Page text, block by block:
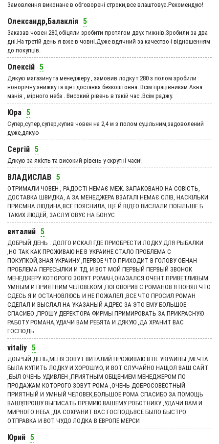
Замовлення виконане в обговорені строки,все влаштовує.Рекомендую!
Олександр,Балаклія 5
Заказав човен 280,обіцяли зробити протягом двух тижнів.Зробили за два
дні.На третій день я вже в човні.Дуже вдячний за качество і відношенням
до покупців.
Олексій 5
Дякую магазину та менеджеру , замовив лодку т 280 з полом зробили
новорічну знижку та ще і доставка безкоштовна. Всім працівникам Аква
манія , мірного неба . Високий рівень в такій час .Всім раджу.
Юра 5
Супер,супер,супер,купив човен на 2,4 м з полом суцільним,задоволений
дуже,дякую
Сергій 5
Дякую за якість та високий рівень у скрутні часи!
ВЛАДИСЛАВ 5
ОТРИМАЛИ ЧОВЕН , РАДОСТІ НЕМАЄ МЕЖ. ЗАПАКОВАНО НА СОВІСТЬ,
ДОСТАВКА ШВИДКА, А ЗА МЕНЕДЖЕРА ВЗАГАЛІ НЕМАЄ СЛІВ, НАСКІЛЬКИ
ПРИЄМНА ЛЮДИНА,ВСЕ ПОЯСНИЛА, ЩЕ Й ВІДЕО ВИСЛАЛИ.ПОБІЛЬШЕ Б
ТАКИХ ЛЮДЕЙ, ЗАСЛУГОВУЄ НА БОНУС
виталий 5
ДОБРЫЙ ДЕНЬ . ДОЛГО ИСКАЛ ГДЕ ПРИОБРЕСТИ ЛОДКУ ДЛЯ РЫБАЛКИ
,НО ТАК КАК ПРОЖИВАЮ НЕ В УКРАИНЕ СТАЛО ПРОБЛЕМА С
ПОКУПКОЙ,ЗНАЯ УКРАИНУ ,ПЕРВОЕ ЧТО ПРИХОДИТ В ГОЛОВУ ОБНАН
ПРОБЛЕМА ПЕРЕСЫЛКИ И ТД, И ВОТ МОЙ ПЕРВЫЙ ПЕРВЫЙ ЗВОНОК
МЕНЕДЖЕРУ КОТОРОГО ЗОВУТ РОМАН,ОКАЗАЛСЯ ОЧЕНТ ПРИВЕТЛИВЫМ
УМНЫМ И ПРИЯТНИМ ЧЕЛОВЕКОМ ,ПОГОВОРИВ С РОМАНОВ Я ПОНЯЛ ЧТО
СДЕСЬ Я И ОСТАНОВЛЮСЬ И НЕ ПОЖАЛЕЛ ,ВСЕ ЧТО ПРОСИЛ РОМАН
СДЕЛАЛ И ВЫСЛАЛ НА УКАЗАНЫЙ АДРЕС ЗА ЭТО ЕМУ БОЛЬШОЕ
СПАСИБО ,ПРОШУ ДЕРЕКТОРА ФИРМЫ ПРИМИРОВАТЬ ЗА ПРИКРАСНУЮ
РАБОТУ РОМАНА,УДАЧИ ВАМ РЕБЯТА И ДЯКУЮ ,ДА ХРАНИТ ВАС
ГОСПОДЬ
vitaliy 5
ДОБРЫЙ ДЕНЬ,МЕНЯ ЗОВУТ ВИТАЛИЙ ПРОЖИВАЮ В НЕ УКРАИНЫ ,МЕЧТА
БЫЛА КУПИТЬ ЛОДКУ И ХОРОШУЮ, И ВОТ СЛУЧАЙНО НАЩОЛ ВАШ САЙТ
,БЫЛ ОЧЕНЬ УДИВЛЕН ,ПРИЯТНЫМ ОБЩЕНИЕМ МЕНЕДЖЕРОМ ПО
ПРОДАЖАМ КОТОРОГО ЗОВУТ РОМА ,ОЧЕНЬ ДОБРОСОВЕСТНЫЙ
ПРИЯТНЫЙ И УМНЫЙ ЧЕЛОВЕК,БОЛЬШОЕ РОМА СПАСИБО ЗА ПОМОЩЬ
ВАШУ,ПРОШУ ВЫПИСАТЬ ПРЕМИЮ ВАШЕМУ РОБОТНИКУ ,УДАЧИ ВАМ И
МИРНОГО НЕБА ,ДА СОХРАНИТ ВАС ГОСПОДЬВСЕ БЫЛО БЫСТРО
ОТПРАВКА И ВОТ ЧУДО ЛОДКА В ЕВРОПЕ МЕРСИ
Юрий 5